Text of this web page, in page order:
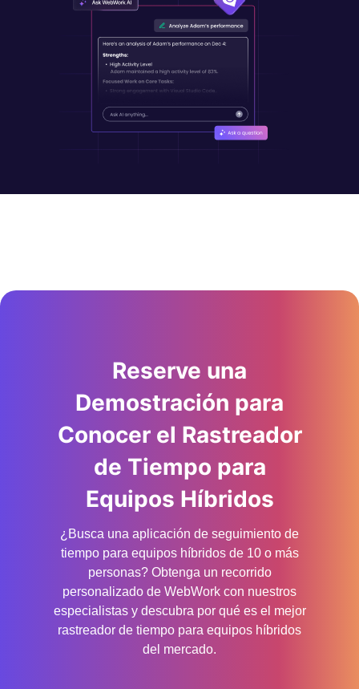
Reserve una
Demostración para
Conocer el Rastreador
de Tiempo para
Equipos Híbridos
¿Busca una aplicación de seguimiento de
tiempo para equipos híbridos de 10 o más
personas? Obtenga un recorrido
personalizado de WebWork con nuestros
especialistas y descubra por qué es el mejor
rastreador de tiempo para equipos híbridos
del mercado.